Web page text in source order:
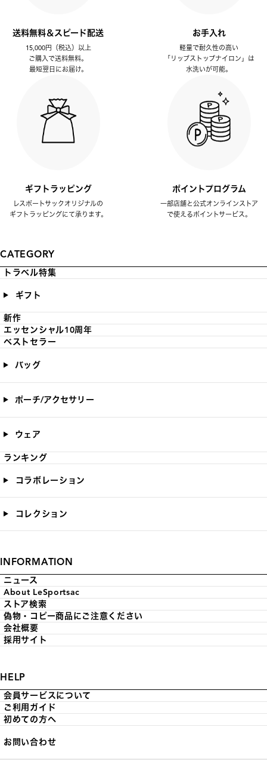
送料無料＆スピード配送
15,000円（税込）以上
ご購入で送料無料。
最短翌日にお届け。
お手入れ
軽量で耐久性の高い
「リップストップナイロン」は
水洗いが可能。
ギフトラッピング
レスポートサックオリジナルの
ギフトラッピングにて承ります。
ポイントプログラム
一部店舗と公式オンラインストア
で使えるポイントサービス。
CATEGORY
トラベル特集
ギフト
新作
エッセンシャル10周年
ベストセラー
バッグ
ポーチ/アクセサリー
ウェア
ランキング
コラボレーション
コレクション
INFORMATION
ニュース
About LeSportsac
ストア検索
偽物・コピー商品にご注意ください
会社概要
採用サイト
HELP
会員サービスについて
ご利用ガイド
初めての方へ
お問い合わせ